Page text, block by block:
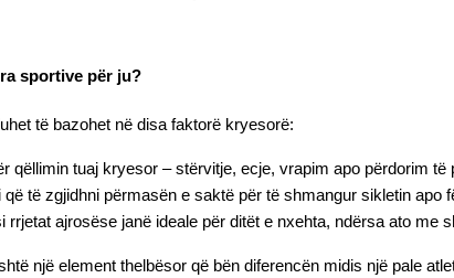
sportive për ju?
të bazohet në disa faktorë kryesorë:
qëllimin tuaj kryesor – stërvitje, ecje, vrapim apo përdorim të
që të zgjidhni përmasën e saktë për të shmangur sikletin apo
rrjetat ajrosëse janë ideale për ditët e nxehta, ndërsa ato me
një element thelbësor që bën diferencën midis një pale